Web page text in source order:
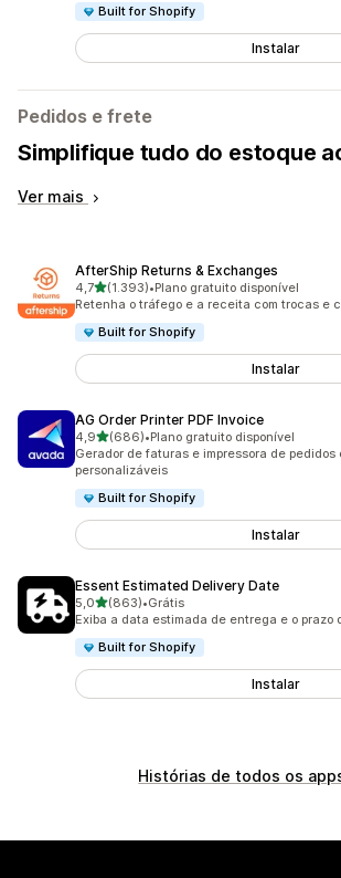
Built for Shopify
Instalar
Pedidos e frete
Simplifique tudo do estoque
Ver mais
AfterShip Returns & Exchanges
4,7de 5 estrelas
(1.393)
1393 avaliações ao todo
•Plano gratuito disponível
Retenha o tráfego e a receita com trocas e
Built for Shopify
Instalar
AG Order Printer PDF Invoice
4,9de 5 estrelas
(686)
686 avaliações ao todo
•Plano gratuito disponível
Gerador de faturas e impressora de pedidos
personalizáveis
Built for Shopify
Instalar
Essent Estimated Delivery Date
5,0de 5 estrelas
(863)
863 avaliações ao todo
•Grátis
Exiba a data estimada de entrega e o prazo
Built for Shopify
Instalar
Histórias de todos os